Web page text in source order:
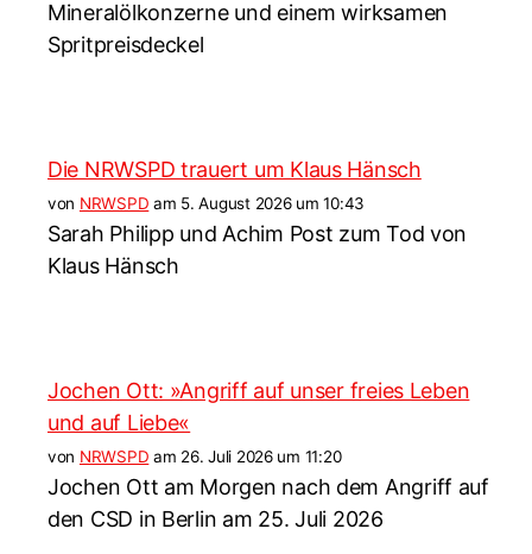
Mineralölkonzerne und einem wirksamen
Spritpreisdeckel
Die NRWSPD trauert um Klaus Hänsch
von NRWSPD am 5. August 2026 um 10:43
Sarah Philipp und Achim Post zum Tod von
Klaus Hänsch
Jochen Ott: »Angriff auf unser freies Leben
und auf Liebe«
von NRWSPD am 26. Juli 2026 um 11:20
Jochen Ott am Morgen nach dem Angriff auf
den CSD in Berlin am 25. Juli 2026